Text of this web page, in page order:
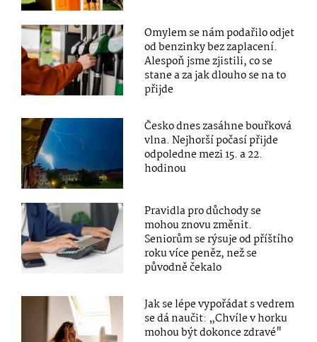
Omylem se nám podařilo odjet
od benzinky bez zaplacení.
Alespoň jsme zjistili, co se
stane a za jak dlouho se na to
přijde
Česko dnes zasáhne bouřková
vlna. Nejhorší počasí přijde
odpoledne mezi 15. a 22.
hodinou
Pravidla pro důchody se
mohou znovu změnit.
Seniorům se rýsuje od příštího
roku více peněz, než se
původně čekalo
Jak se lépe vypořádat s vedrem
se dá naučit: „Chvíle v horku
mohou být dokonce zdravé"